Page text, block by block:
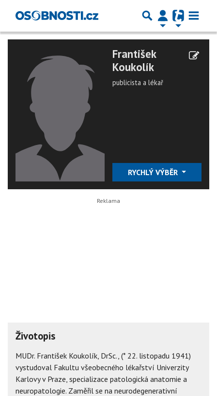
František
Koukolík
publicista a lékař
RYCHLÝ VÝBĚR
Životopis
MUDr. František Koukolík, DrSc., (* 22. listopadu 1941)
vystudoval Fakultu všeobecného lékařství Univerzity
Karlovy v Praze, specializace patologická anatomie a
neuropatologie. Zaměřil se na neurodegenerativní